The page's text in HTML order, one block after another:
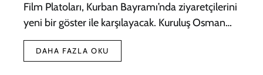
Film Platoları, Kurban Bayramı’nda ziyaretçilerini
yeni bir göster ile karşılayacak. Kuruluş Osman…
DAHA FAZLA OKU